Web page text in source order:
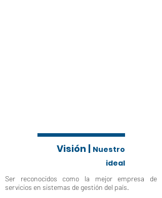
Visión | Nuestro
ideal
Ser reconocidos como la mejor empresa de
servicios en sistemas de gestión del país.